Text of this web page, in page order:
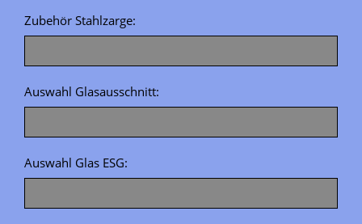
Zubehör Stahlzarge:
Auswahl Glasausschnitt:
Auswahl Glas ESG: